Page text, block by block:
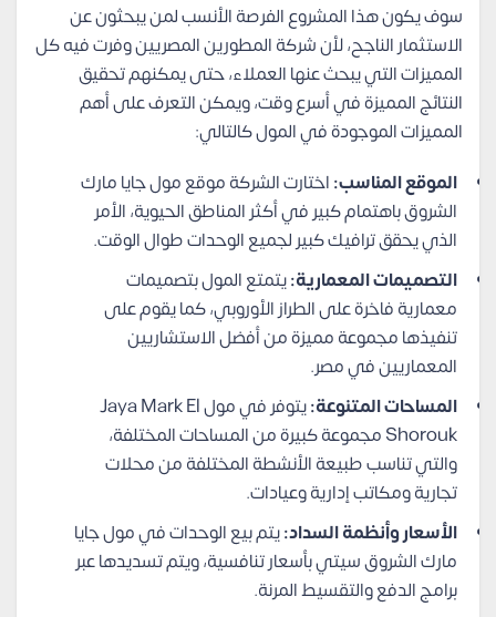
سوف يكون هذا المشروع الفرصة الأنسب لمن يبحثون عن
الاستثمار الناجح، لأن شركة المطورين المصريين وفرت فيه كل
المميزات التي يبحث عنها العملاء، حتى يمكنهم تحقيق
النتائج المميزة في أسرع وقت، ويمكن التعرف على أهم
المميزات الموجودة في المول كالتالي:
الموقع المناسب:اختارت الشركة موقع مول جايا مارك
الشروق باهتمام كبير في أكثر المناطق الحيوية، الأمر
الذي يحقق ترافيك كبير لجميع الوحدات طوال الوقت.
التصميمات المعمارية:يتمتع المول بتصميمات
معمارية فاخرة على الطراز الأوروبي، كما يقوم على
تنفيذها مجموعة مميزة من أفضل الاستشاريين
المعماريين في مصر.
المساحات المتنوعة:
يتوفر في مول Jaya Mark El
Shorouk مجموعة كبيرة من المساحات المختلفة،
والتي تناسب طبيعة الأنشطة المختلفة من محلات
تجارية ومكاتب إدارية وعيادات.
الأسعار وأنظمة السداد:يتم بيع الوحدات في مول جايا
مارك الشروق سيتي بأسعار تنافسية، ويتم تسديدها عبر
برامج الدفع والتقسيط المرنة.